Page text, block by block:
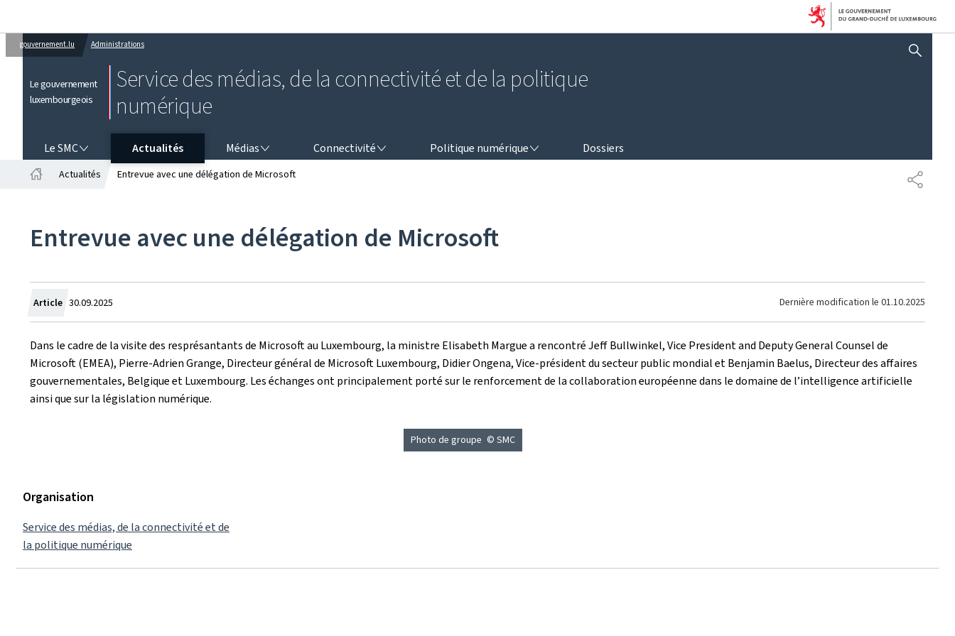
gouvernement.lu Administrations
Le gouvernement
luxembourgeois
Service des médias, de la connectivité et de la politique
numérique
AFFICHER / MASQUER
Le SMC Actualités Médias
MÉDIAS
Connectivité
CONNECTIVITÉ
Politique numérique
Dossiers
Actualités Entrevue avec une délégation de Microsoft
Entrevue avec une délégation de Microsoft
Article Crée
le
30.09.2025 Dernière modification le 01.10.2025
Dans le cadre de la visite des resprésantants de Microsoft au Luxembourg, la ministre Elisabeth Margue a rencontré Jeff Bullwinkel, Vice President and Deputy General Counsel de
Microsoft (EMEA), Pierre-Adrien Grange, Directeur général de Microsoft Luxembourg, Didier Ongena, Vice-président du secteur public mondial et Benjamin Baelus, Directeur des affaires
gouvernementales, Belgique et Luxembourg. Les échanges ont principalement porté sur le renforcement de la collaboration européenne dans le domaine de l’intelligence artificielle
ainsi que sur la législation numérique.
Photo de groupe © SMC
Organisation
Service des médias, de la connectivité et de
la politique numérique